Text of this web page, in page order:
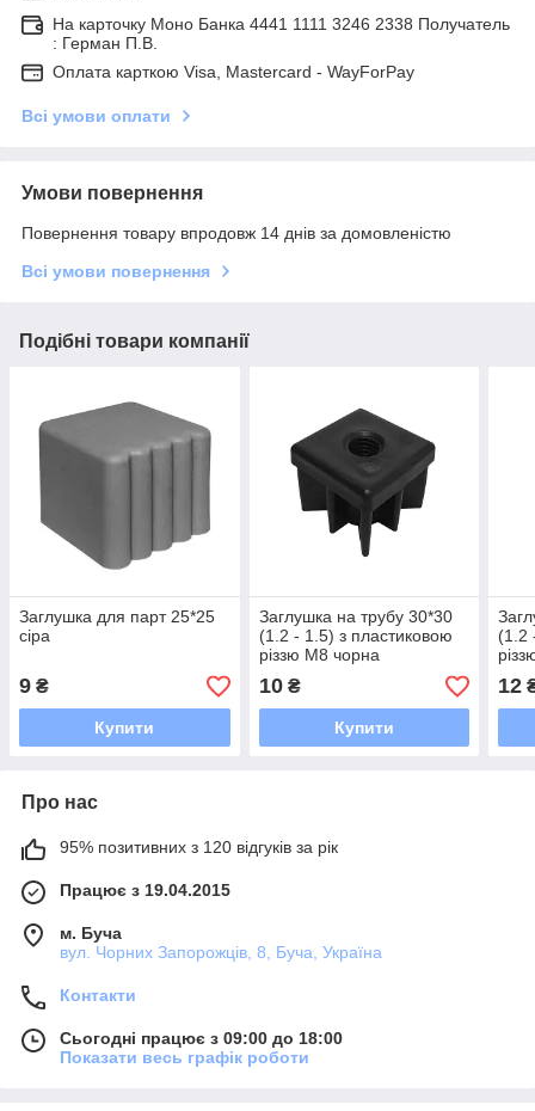
На карточку Моно Банка 4441 1111 3246 2338 Получатель
: Герман П.В.
Оплата карткою Visa, Mastercard - WayForPay
Всі умови оплати
Умови повернення
Повернення товару впродовж 14 днів за домовленістю
Всі умови повернення
Подібні товари компанії
Заглушка для парт 25*25
сіра
9 ₴
Купити
Заглушка на трубу 30*30
(1.2 - 1.5) з пластиковою
різзю М8 чорна
10₴
Купити
(1.2
12
Про нас
95% позитивних з 120 відгуків за рік
Працює з 19.04.2015
м. Буча
вул. Чорних Запорожців, 8, Буча, Україна
Контакти
Сьогодні працює з 09:00 до 18:00
Показати весь графік роботи